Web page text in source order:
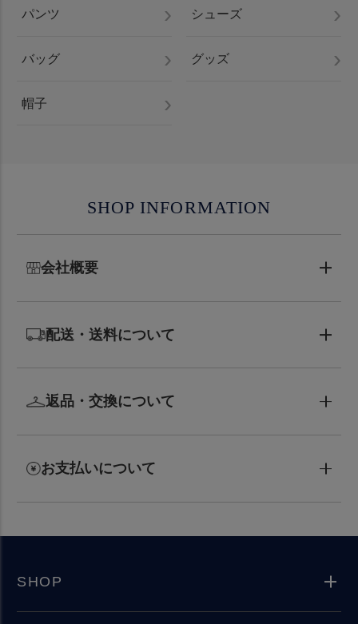
パンツ シューズ
バッグ グッズ
帽子
SHOP INFORMATION
会社概要
配送・送料について
返品・交換について
お支払いについて
SHOP